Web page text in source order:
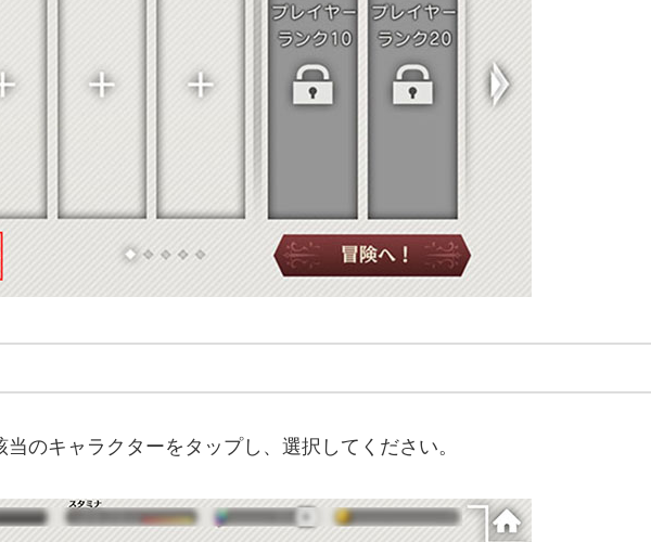
のキャラクターをタップし、選択してください。